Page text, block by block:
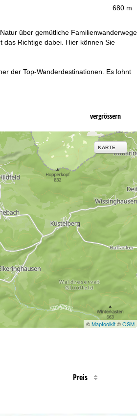
680 m
über gemütliche Familienwanderwege
das Richtige dabei. Hier können Sie
der Top-Wanderdestinationen. Es lohnt
vergrössern
KARTE
©Maptoolkit©OSM
Preis